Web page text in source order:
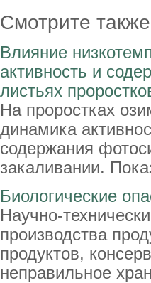
Смотрите также
Влияние
активность и
листьях
На проростках
динамика
содержания
закаливании.
Биологические
Научно-
производства
продуктов,
неправильное